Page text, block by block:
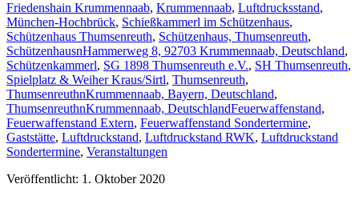
Friedenshain Krummennaab, Krummennaab, Luftdrucksstand,
München-Hochbrück, Schießkammerl im Schützenhaus,
Schützenhaus Thumsenreuth, Schützenhaus, Thumsenreuth,
SchützenhausnHammerweg 8, 92703 Krummennaab, Deutschland,
Schützenkammerl, SG 1898 Thumsenreuth e.V., SH Thumsenreuth,
Spielplatz & Weiher Kraus/Sirtl, Thumsenreuth,
ThumsenreuthnKrummennaab, Bayern, Deutschland,
ThumsenreuthnKrummennaab, DeutschlandFeuerwaffenstand,
Feuerwaffenstand Extern, Feuerwaffenstand Sondertermine,
Gaststätte, Luftdruckstand, Luftdruckstand RWK, Luftdruckstand
Sondertermine, Veranstaltungen
Veröffentlicht: 1. Oktober 2020